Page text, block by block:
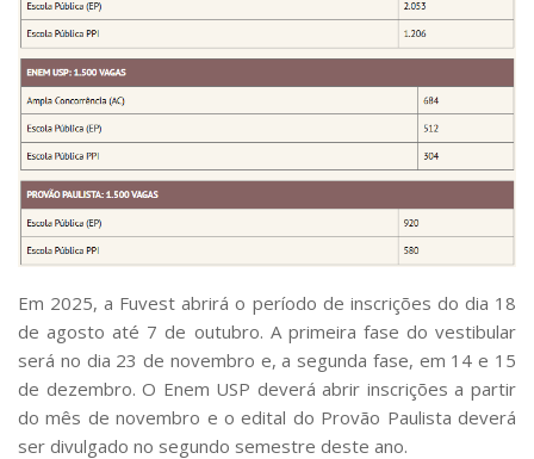
Em 2025, a Fuvest abrirá o período de inscrições do dia 18
de agosto até 7 de outubro. A primeira fase do vestibular
será no dia 23 de novembro e, a segunda fase, em 14 e 15
de dezembro. O Enem USP deverá abrir inscrições a partir
do mês de novembro e o edital do Provão Paulista deverá
ser divulgado no segundo semestre deste ano.